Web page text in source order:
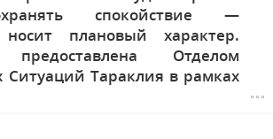
спокойствие —
плановый характер.
Отделом
Тараклия в рамках